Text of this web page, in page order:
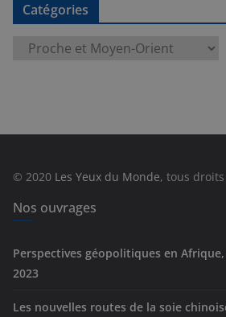
Catégories
e
s
© 2020 Les Yeux du Monde, tous
Nos ouvrages
Perspectives géopolitiques en
2023
Les nouvelles routes de la soie